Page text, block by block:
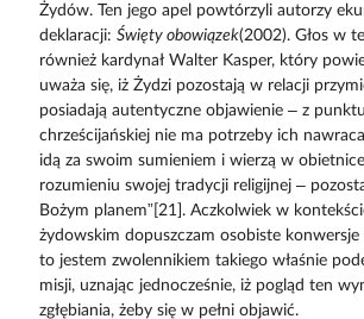
Żydów. Ten jego apel powtórzyli autorzy
deklaracji: Święty obowiązek(2002). Głos w
również kardynał Walter Kasper, który
uważa się, iż Żydzi pozostają w relacji
posiadają autentyczne objawienie – z
chrześcijańskiej nie ma potrzeby ich
idą za swoim sumieniem i wierzą w
rozumieniu swojej tradycji religijnej –
Bożym planem”[21]. Aczkolwiek w
żydowskim dopuszczam osobiste
to jestem zwolennikiem takiego właśnie
misji, uznając jednocześnie, iż pogląd ten
zgłębiania, żeby się w pełni objawić.